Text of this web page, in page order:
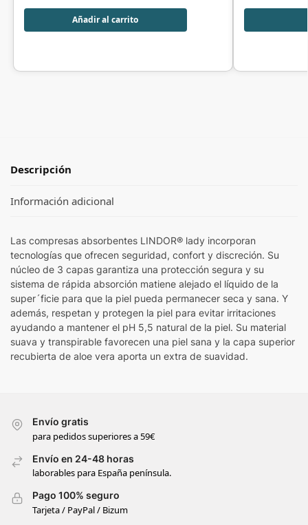
Añadir al carrito
Descripción
Información adicional
Las compresas absorbentes LINDOR® lady incorporan
tecnologías que ofrecen seguridad, confort y discreción. Su
núcleo de 3 capas garantiza una protección segura y su
sistema de rápida absorción matiene alejado el líquido de la
super´ficie para que la piel pueda permanecer seca y sana. Y
además, respetan y protegen la piel para evitar irritaciones
ayudando a mantener el pH 5,5 natural de la piel. Su material
suava y transpirable favorecen una piel sana y la capa superior
recubierta de aloe vera aporta un extra de suavidad.
Envío gratis
para pedidos superiores a 59€
Envío en 24-48 horas
laborables para España península.
Pago 100% seguro
Tarjeta / PayPal / Bizum